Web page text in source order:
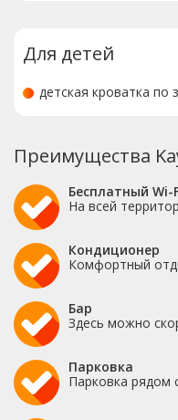
Для детей
детская кроватка по
Преимущества
Бесплатный Wi-
На всей
Кондиционер
Комфортный
Бар
Здесь можно
Парковка
Парковка рядом